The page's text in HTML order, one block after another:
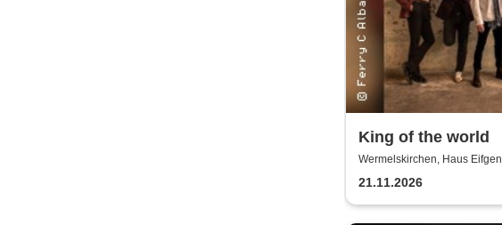
King of the world
Wermelskirchen, Haus Eifgen
21.11.2026